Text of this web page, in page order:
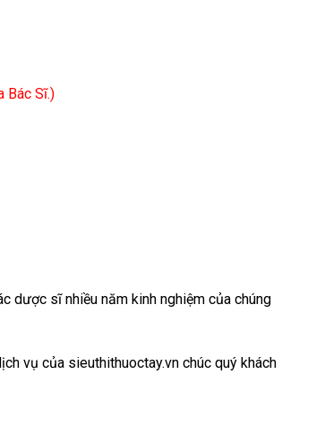
Bác Sĩ.)
dược sĩ nhiều năm kinh nghiệm của chúng
vụ của sieuthithuoctay.vn chúc quý khách